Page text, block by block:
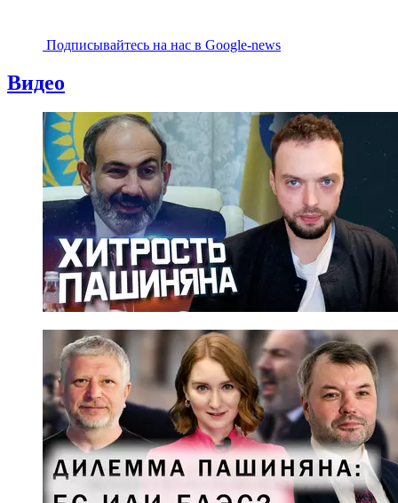
Подписывайтесь на наc в Google-news
Видео